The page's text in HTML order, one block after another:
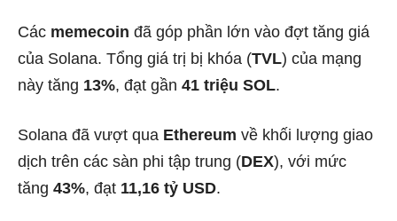
Các memecoin đã góp phần lớn vào đợt tăng giá
của Solana. Tổng giá trị bị khóa (TVL) của mạng
này tăng 13%, đạt gần 41 triệu SOL.
Solana đã vượt qua Ethereum về khối lượng giao
dịch trên các sàn phi tập trung (DEX), với mức
tăng 43%, đạt 11,16 tỷ USD.